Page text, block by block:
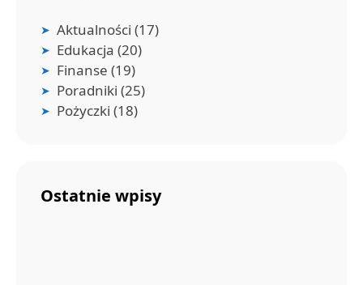
Aktualności (17)
Edukacja (20)
Finanse (19)
Poradniki (25)
Pożyczki (18)
Ostatnie wpisy